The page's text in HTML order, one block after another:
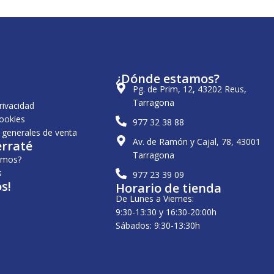
de venta
¿Dónde estamos?
Pg. de Prim, 12, 43202 Reus,
Tarragona
977 32 38 88
Av. de Ramón y Cajal, 78, 43001
Tarragona
977 23 39 09
Horario de tienda
De Lunes a Viernes:
9:30-13:30 y 16:30-20:00h
Sábados: 9:30-13:30h